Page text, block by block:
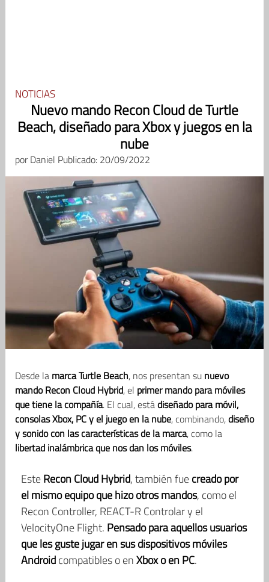
NOTICIAS
Nuevo mando Recon Cloud de Turtle
Beach, diseñado para Xbox y juegos en la
nube
porDaniel Publicado: 20/09/2022
Desde la marca Turtle Beach, nos presentan su nuevo
mando Recon Cloud Hybrid, el primer mando para móviles
que tiene la compañía. El cual, estádiseñado para móvil,
consolas Xbox, PC y el juego en la nube, combinando,diseño
y sonido con las características de la marca, como la
libertad inalámbrica que nos dan los móviles.
EsteRecon Cloud Hybrid, también fuecreado por
el mismo equipo que hizo otros mandos, como el
Recon Controller, REACT-R Controlar y el
VelocityOne Flight. Pensado para aquellos usuarios
que les guste jugar en sus dispositivos móviles
Androidcompatibles o enXbox o en PC.